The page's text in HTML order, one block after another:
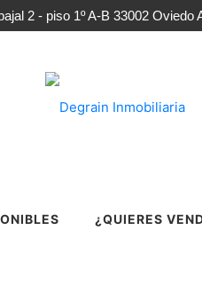
2 - piso 1º A-B 33002 Oviedo
¿QUIERES